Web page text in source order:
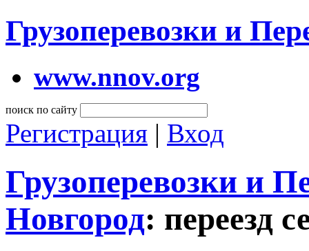
Грузоперевозки и
www.nnov.org
поиск по сайту
Регистрация | Вход
Грузоперевозки и
Новгород: переезд